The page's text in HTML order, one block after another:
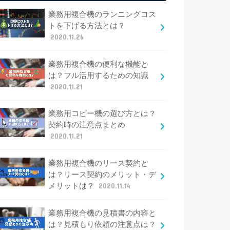
業務用複合機のランニングコス
トを下げる方法とは？
2020.11.26
業務用複合機の便利な機能と
は？フル活用するための知識
2020.11.21
業務用コピー機の選び方とは？
契約時の注意点まとめ
2020.11.21
業務用複合機のリース契約と
は？リース契約のメリット・デ
メリットは？
2020.11.14
業務用複合機の見積書の内容と
は？見積もり依頼の注意点は？